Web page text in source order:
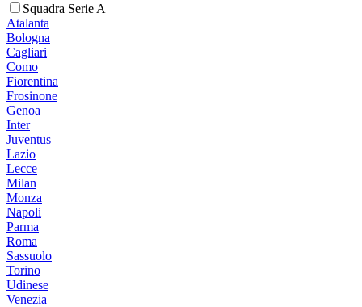
Squadra Serie A
Atalanta
Bologna
Cagliari
Como
Fiorentina
Frosinone
Genoa
Inter
Juventus
Lazio
Lecce
Milan
Monza
Napoli
Parma
Roma
Sassuolo
Torino
Udinese
Venezia